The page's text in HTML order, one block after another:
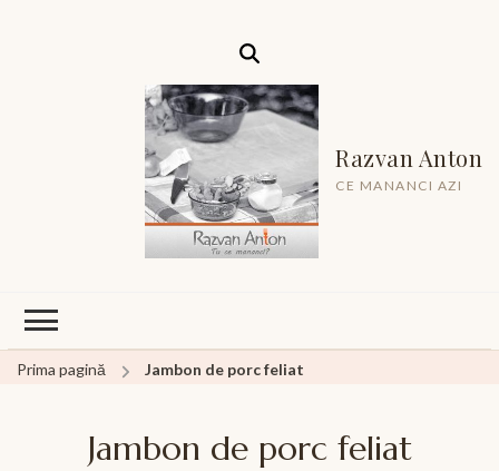
Razvan Anton
CE MANANCI AZI
Prima pagină Jambon de porc feliat
Jambon de porc feliat